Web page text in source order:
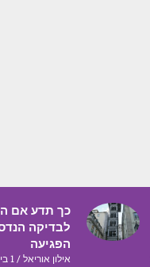
כך תדע אם
לבדיקה
הפגיעה
אילון אוריאל